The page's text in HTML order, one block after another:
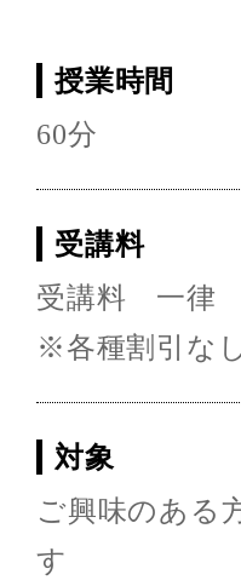
授業時間
60分
受講料
受講料 一律
※各種割引な
対象
ご興味のある
す